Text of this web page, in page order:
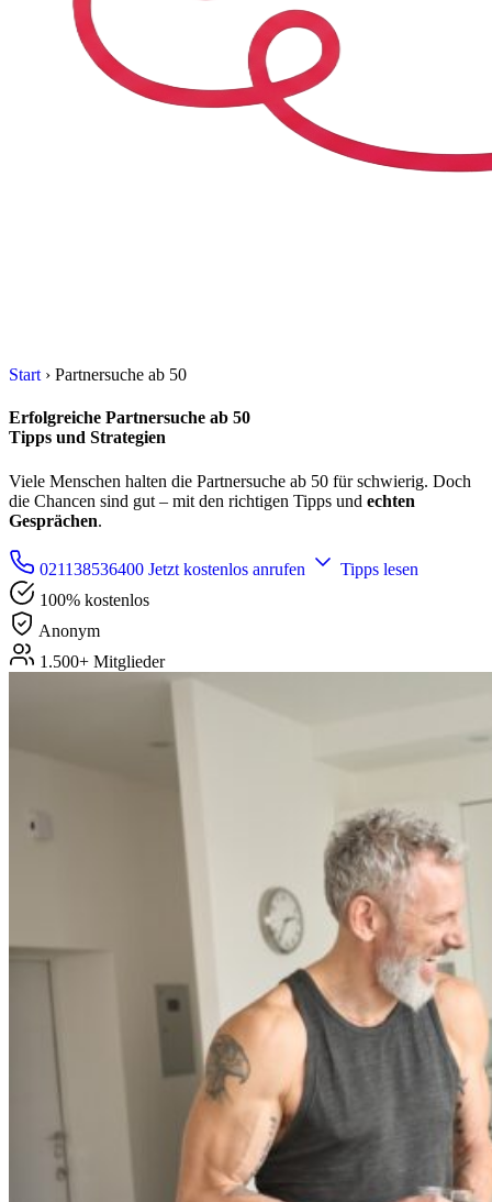
Skip to content
Start › Partnersuche ab 50
Erfolgreiche Partnersuche ab 50
Tipps und Strategien
Viele Menschen halten die Partnersuche ab 50 für schwierig. Doch
die Chancen sind gut – mit den richtigen Tipps und echten
Gesprächen.
021138536400 Jetzt kostenlos anrufen
Tipps lesen
100% kostenlos
Anonym
1.500+ Mitglieder